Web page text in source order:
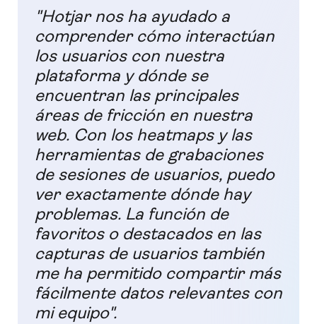
"Hotjar nos ha ayudado a
comprender cómo interactúan
los usuarios con nuestra
plataforma y dónde se
encuentran las principales
áreas de fricción en nuestra
web. Con los heatmaps y las
herramientas de grabaciones
de sesiones de usuarios, puedo
ver exactamente dónde hay
problemas. La función de
favoritos o destacados en las
capturas de usuarios también
me ha permitido compartir más
fácilmente datos relevantes con
mi equipo".